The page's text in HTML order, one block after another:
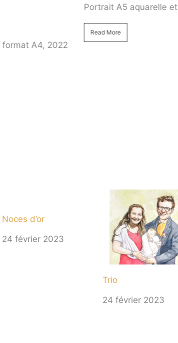
Portrait A5 aquarelle et stylo bic, 2021
Noces d’or
24 février 2023
Trio
24 février 2023